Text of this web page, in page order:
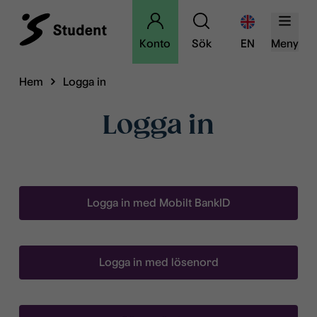
Konto Sök EN Meny
Hem Logga in
Logga in
Logga in med Mobilt BankID
Logga in med lösenord